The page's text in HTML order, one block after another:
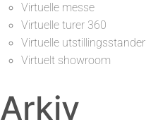
Virtuelle messe
Virtuelle turer 360
Virtuelle utstillingsstander
Virtuelt showroom
Arkiv